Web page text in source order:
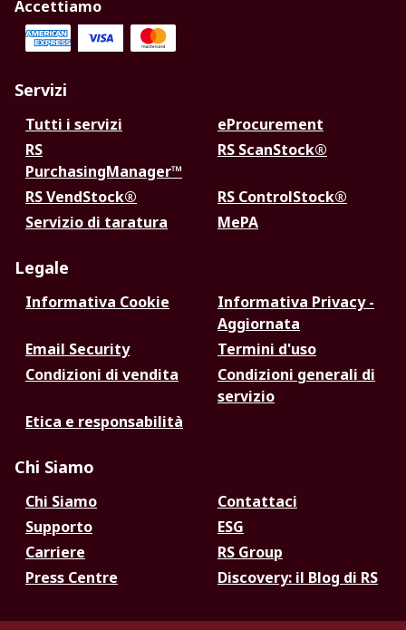
Accettiamo
Servizi
Tutti i servizi
eProcurement
RS
PurchasingManager™
RS ScanStock®
RS VendStock®
RS ControlStock®
Servizio di taratura
MePA
Legale
Informativa Cookie
Informativa Privacy -
Aggiornata
Email Security
Termini d'uso
Condizioni di vendita
Condizioni generali di
servizio
Etica e responsabilità
Chi Siamo
Chi Siamo
Contattaci
Supporto
ESG
Carriere
RS Group
Press Centre
Discovery: il Blog di RS